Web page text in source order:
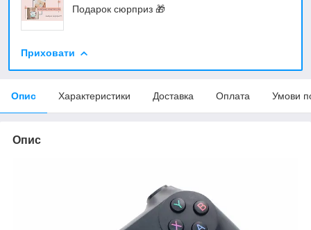
Подарок сюрприз 🎁
Приховати
Опис Характеристики Доставка Оплата Умови
Опис